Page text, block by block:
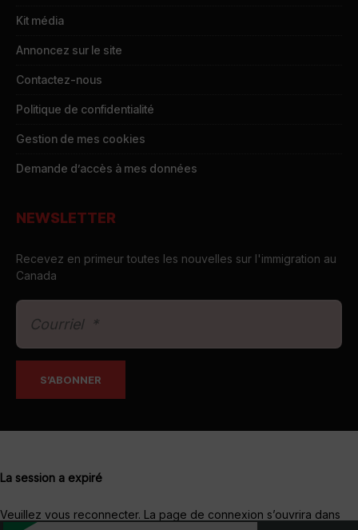
Kit média
Annoncez sur le site
Contactez-nous
Politique de confidentialité
Gestion de mes cookies
Demande d’accès à mes données
NEWSLETTER
Recevez en primeur toutes les nouvelles sur l'immigration au
Canada
La session a expiré
Veuillez vous reconnecter. La page de connexion s’ouvrira dans